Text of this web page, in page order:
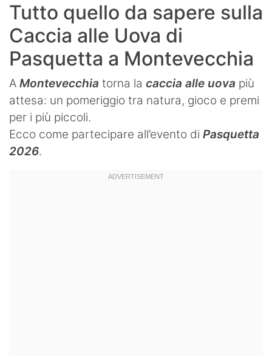
Tutto quello da sapere sulla
Caccia alle Uova di
Pasquetta a Montevecchia
A Montevecchia torna la caccia alle uova più
attesa: un pomeriggio tra natura, gioco e premi
per i più piccoli.
Ecco come partecipare all’evento di Pasquetta
2026.